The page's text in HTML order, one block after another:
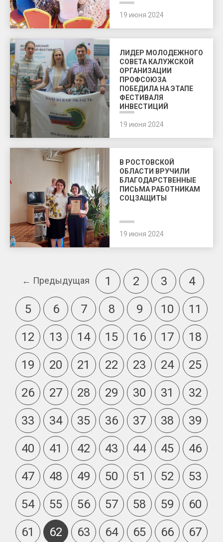
19 июня 2024
ЛИДЕР МОЛОДЕЖНОГО
СОВЕТА КАЛУЖСКОЙ
ОРГАНИЗАЦИИ
ПРОФСОЮЗА
ПОБЕДИЛА НА ЭТАПЕ
ФЕСТИВАЛЯ
ИНВЕСТИЦИЙ
19 июня 2024
В РОСТОВСКОЙ
ОБЛАСТИ ВРУЧИЛИ
БЛАГОДАРСТВЕННЫЕ
ПИСЬМА РАБОТНИКАМ
СОЦЗАЩИТЫ
19 июня 2024
← Предыдущая 1 2 3
4
5
6 7 8 9 10
11
12
13 14 15 16 17
18
19
20 21 22 23 24
25
26
27 28 29 30 31
32
33
34 35 36 37 38
39
40
41 42 43 44 45
46
47
48 49 50 51 52
53
54
55 56 57 58 59
60
61
62 63 64 65 66
67